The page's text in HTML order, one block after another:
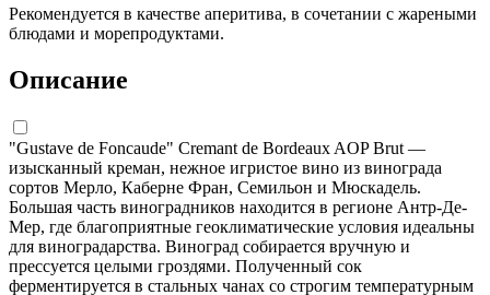
Рекомендуется в качестве аперитива, в сочетании с жареными
блюдами и морепродуктами.
Описание
"Gustave de Foncaude" Cremant de Bordeaux AOP Brut —
изысканный креман, нежное игристое вино из винограда
сортов Мерло, Каберне Фран, Семильон и Мюскадель.
Большая часть виноградников находится в регионе Антр-Де-
Мер, где благоприятные геоклиматические условия идеальны
для виноградарства. Виноград собирается вручную и
прессуется целыми гроздями. Полученный сок
ферментируется в стальных чанах со строгим температурным